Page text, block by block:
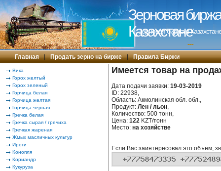
Зерновая
Казахстане
Зерновая биржа в
---
Главная | Продать зерно на бирже | Правила Биржи
Вика
Горох желтый
Горох зеленый
Горчица белая
Горчица желтая
Горчица черная
Гречка белая
Гречка сырая / гречиха
Гречкая жареная
Жмых масличных культур
Иреги
Конопля
Кориандр
Кукуруза
Имеется товар на
Дата подачи заявки: 19-03-2019
ID: 22938,
Область: Акмолинская обл. обл.,
Продукт: Лен / льон,
Количество: 500 тонн,
Цена: 122 KZT/тонн
Место: на хозяйстве
Если Вас заинтересовал это объем,